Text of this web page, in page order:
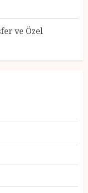
ve Özel
Güzel Kedileri